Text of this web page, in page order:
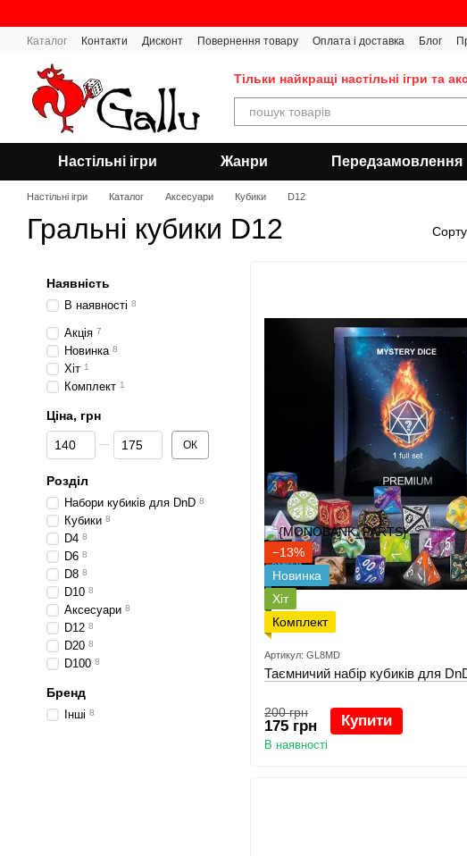
Каталог Контакти Дисконт Повернення товару Оплата і доставка Блог
Тільки найкращі настільні ігри та
Настільні ігри Жанри Передзамовлення
Настільні ігри Каталог Аксесуари Кубики D12
Гральні кубики D12
−13%
Новинка
Хіт
Комплект
Артикул: GL8MD
Таємничий набір кубиків для
200 грн
175 грн Купити
В наявності
Наявність
В наявності 8
Акція 7
Новинка 8
Хіт 1
Комплект 1
Ціна, грн
Від Ціна, грн
До Ціна, грн ОК
Розділ
Набори кубиків для DnD 8
Кубики 8
D4 8
D6 8
D8 8
D10 8
Аксесуари 8
D12 8
D20 8
D100 8
Бренд
Інші 8